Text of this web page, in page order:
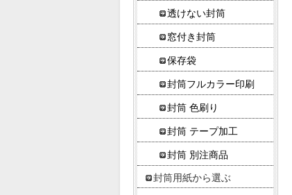
透けない封筒
窓付き封筒
保存袋
封筒フルカラー印刷
封筒 色刷り
封筒 テープ加工
封筒 別注商品
封筒用紙から選ぶ